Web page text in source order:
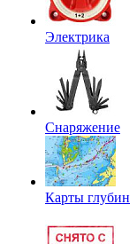
Электрика
Снаряжение
Карты глубин